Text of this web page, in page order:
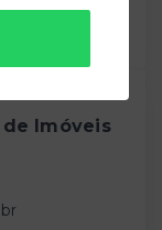
de Imóveis